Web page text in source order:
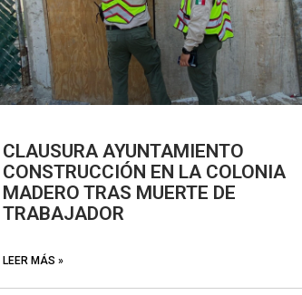
CLAUSURA AYUNTAMIENTO
CONSTRUCCIÓN EN LA COLONIA
MADERO TRAS MUERTE DE
TRABAJADOR
LEER MÁS »